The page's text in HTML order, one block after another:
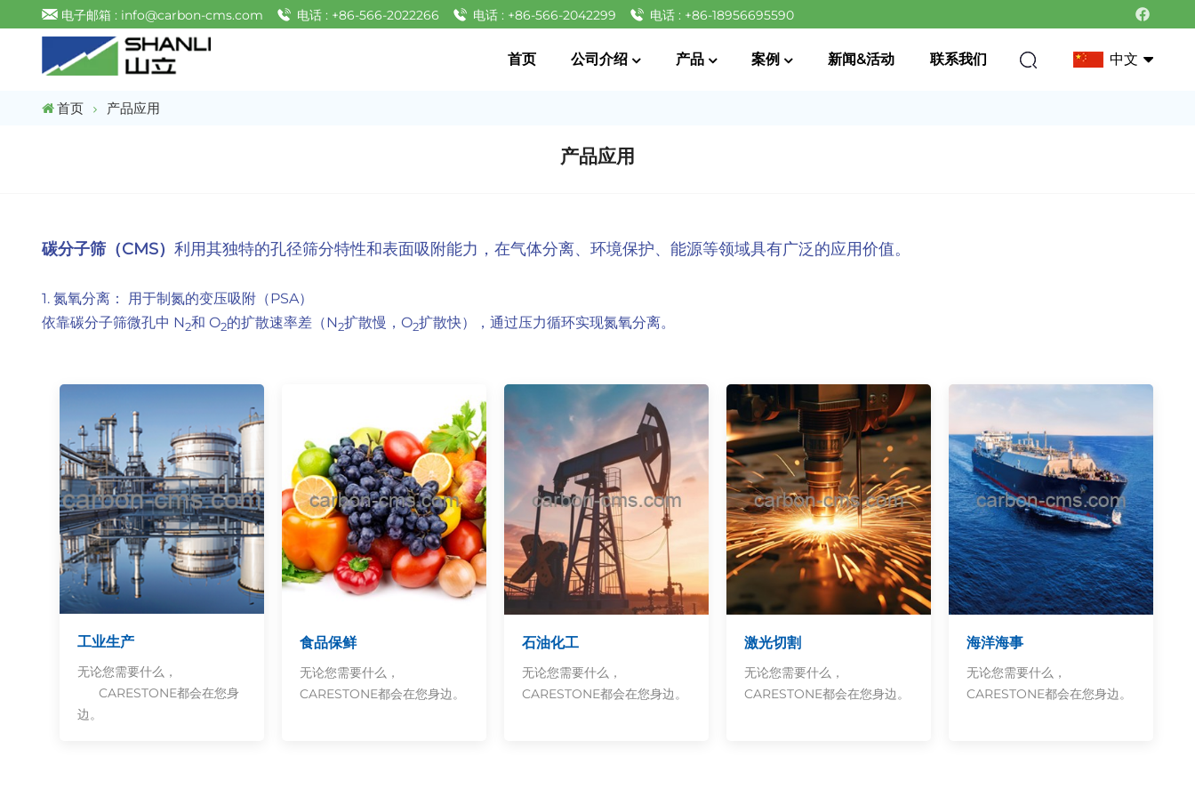
电子邮箱 : info@carbon-cms.com 电话 : +86-566-2022266 电话 : +86-566-2042299 电话 : +86-18956695590
首页 公司介绍 产品 案例 新闻&活动 联系我们 中文
首页 产品应用
产品应用
碳分子筛（CMS）利用其独特的孔径筛分特性和表面吸附能力，在气体分离、环境保护、能源等领域具有广泛的应用价值。
1. 氮氧分离： 用于制氮的变压吸附（PSA）
依靠碳分子筛微孔中 N2和 O2的扩散速率差（N2扩散慢，O2扩散快），通过压力循环实现氮氧分离。
工业生产
无论您需要什么，
CARESTONE都会在您身
边。
食品保鲜
无论您需要什么，
CARESTONE都会在您身边。
石油化工
无论您需要什么，
CARESTONE都会在您身边。
激光切割
无论您需要什么，
CARESTONE都会在您身边。
海洋海事
无论您需要什么，
CARESTONE都会在您身边。